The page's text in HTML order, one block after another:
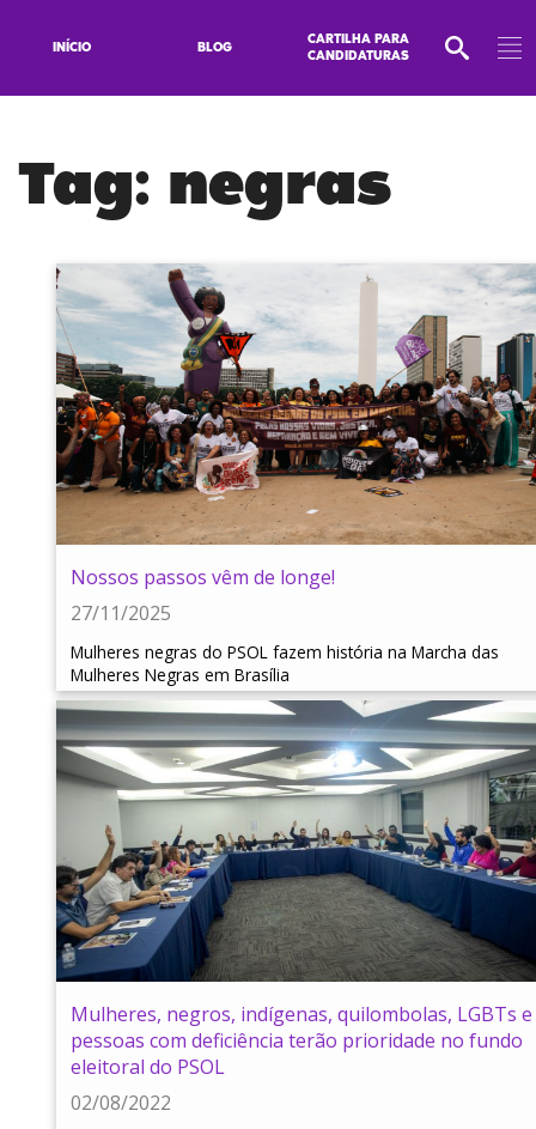
INÍCIO BLOG
CARTILHA PARA
CANDIDATURAS
Tag: negras
Nossos passos vêm de longe!
27/11/2025
Mulheres negras do PSOL fazem história na Marcha das
Mulheres Negras em Brasília
Mulheres, negros, indígenas, quilombolas, LGBTs e
pessoas com deficiência terão prioridade no fundo
eleitoral do PSOL
02/08/2022